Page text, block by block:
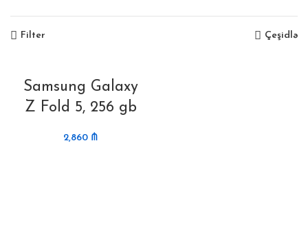
Filter Çeşidlə
Samsung Galaxy
Z Fold 5, 256 gb
2,860 ₼